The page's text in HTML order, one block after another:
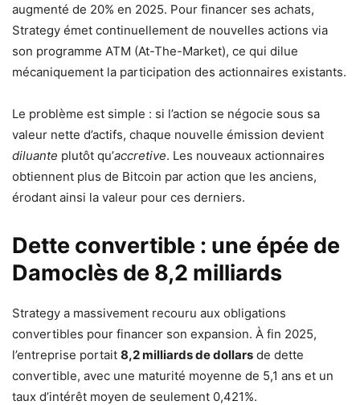
augmenté de 20% en 2025. Pour financer ses achats,
Strategy émet continuellement de nouvelles actions via
son programme ATM (At-The-Market), ce qui dilue
mécaniquement la participation des actionnaires existants.
Le problème est simple : si l’action se négocie sous sa
valeur nette d’actifs, chaque nouvelle émission devient
diluante plutôt qu’accretive. Les nouveaux actionnaires
obtiennent plus de Bitcoin par action que les anciens,
érodant ainsi la valeur pour ces derniers.
Dette convertible : une épée de
Damoclès de 8,2 milliards
Strategy a massivement recouru aux obligations
convertibles pour financer son expansion. À fin 2025,
l’entreprise portait 8,2 milliards de dollars de dette
convertible, avec une maturité moyenne de 5,1 ans et un
taux d’intérêt moyen de seulement 0,421%.